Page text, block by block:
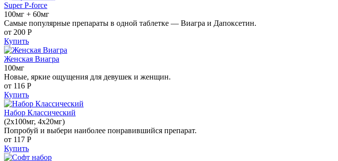
Super P-force
100мг + 60мг
Самые популярные препараты в одной таблетке — Виагра и Дапоксетин.
от 200 Р
Купить
Женская Виагра
100мг
Новые, яркие ощущения для девушек и женщин.
от 116 Р
Купить
Набор Классический
(2x100мг, 4x20мг)
Попробуй и выбери наиболее понравившийся препарат.
от 117 Р
Купить